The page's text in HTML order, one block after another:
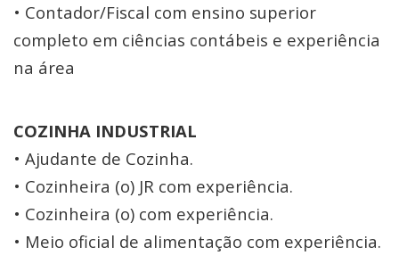
• Contador/Fiscal com ensino superior
completo em ciências contábeis e experiência
na área
COZINHA INDUSTRIAL
• Ajudante de Cozinha.
• Cozinheira (o) JR com experiência.
• Cozinheira (o) com experiência.
• Meio oficial de alimentação com experiência.